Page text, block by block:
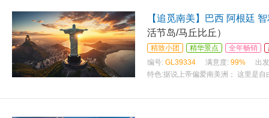
【追觅南美】巴西 阿根廷
活节岛/马丘比丘）
精致小团 精华景点 全年畅销
编号: GL39334 满意度: 99%
出
特色:据说上帝偏爱南美洲； 这里是